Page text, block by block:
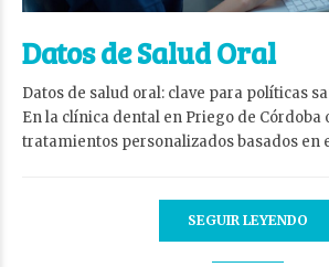
Datos de Salud Oral
Datos de salud oral: clave para políticas
En la clínica dental en Priego de Córdoba
tratamientos personalizados basados en
SEGUIR LEYENDO